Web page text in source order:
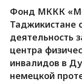
Фонд МККК
Таджикистане
деятельность
центра
инвалидов в
немецкой